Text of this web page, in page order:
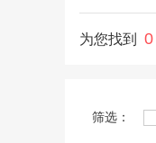
为您找到 0
筛选：